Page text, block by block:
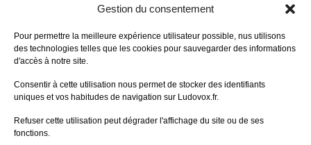
Gestion du consentement
Pour permettre la meilleure expérience utilisateur possible, nus utilisons
des technologies telles que les cookies pour sauvegarder des informations
d'accès à notre site.
Consentir à cette utilisation nous permet de stocker des identifiants
uniques et vos habitudes de navigation sur Ludovox.fr.
Refuser cette utilisation peut dégrader l'affichage du site ou de ses
fonctions.
DERNIERS AVIS DES MEMBRES
Avis de morlockbob
Sur le jeu Collect!
il y a 22 heures
Avis demorlockbob
Sur le jeu Detective Box - Ciao
Publié leil y a 2 jours
80%